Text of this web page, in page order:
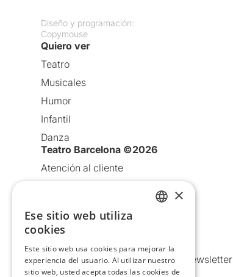
Diseño y programación:
Copymouse
Quiero ver
Teatro
Musicales
Humor
Infantil
Danza
Teatro Barcelona ©2026
Atención al cliente
Política de Cookies
Comunicaciones comerciales y Newsletter
×
Ese sitio web utiliza
cookies
Este sitio web usa cookies para mejorar la
experiencia del usuario. Al utilizar nuestro
sitio web, usted acepta todas las cookies de